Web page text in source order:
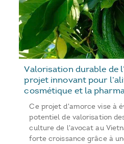
Valorisation durable de
projet innovant pour
cosmétique et la
Ce projet d'amorce vise à
potentiel de valorisation
culture de l'avocat au
forte croissance grâce à